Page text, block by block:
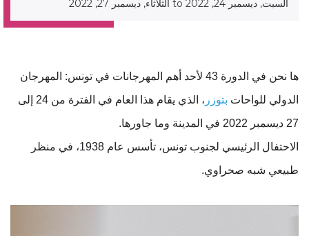
السبت, ديسمبر 24, 2022
الثلاثاء, ديسمبر 27, 2022
ها نحن في الدورة
43 لأحد أهم المهرجانات في تونس: المهرجان
الدولي للواحات بتوزر
، الذي يقام هذا العام في الفترة من 24 إلى
27 ديسمبر 2022 في المدينة وما جاورها.
الاحتفال الرئيسي لجنوب تونس، تأسس عام 1938، في منظر
طبيعي شبه صحراوي.